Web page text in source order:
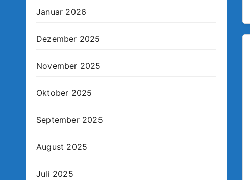
Januar 2026
Dezember 2025
November 2025
Oktober 2025
September 2025
August 2025
Juli 2025